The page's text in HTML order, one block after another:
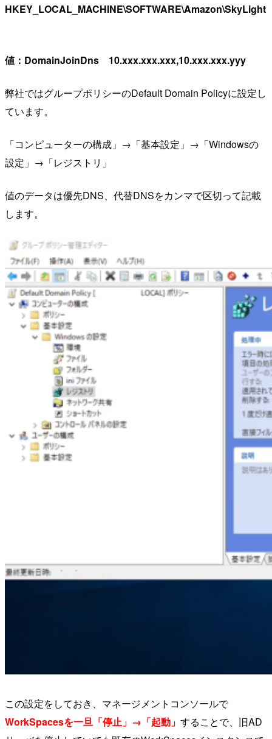
HKEY_LOCAL_MACHINE\SOFTWARE\Amazon\SkyLight
値：DomainJoinDns 10.xxx.xxx.xxx,10.xxx.xxx.yyy
弊社ではグループポリシーのDefault Domain Policyに設定し
ています。
「コンピューターの構成」→「基本設定」→「Windowsの
設定」→「レジストリ」
値のデータは優先DNS、代替DNSをカンマで区切って記載
します。
この設定をしておき、マネージメントコンソールで
WorkSpacesを一旦「停止」→「起動」 することで、旧AD